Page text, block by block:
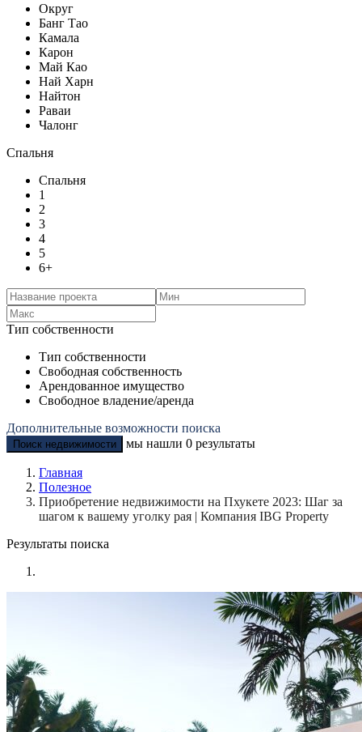
Округ
Банг Тао
Камала
Карон
Май Као
Най Харн
Найтон
Раваи
Чалонг
Спальня
Спальня
1
2
3
4
5
6+
Тип собственности
Тип собственности
Свободная собственность
Арендованное имущество
Свободное владение/аренда
Дополнительные возможности поиска
Поиск недвижимости мы нашли 0 результаты
Главная
Полезное
Приобретение недвижимости на Пхукете 2023: Шаг за
шагом к вашему уголку рая | Компания IBG Property
Результаты поиска